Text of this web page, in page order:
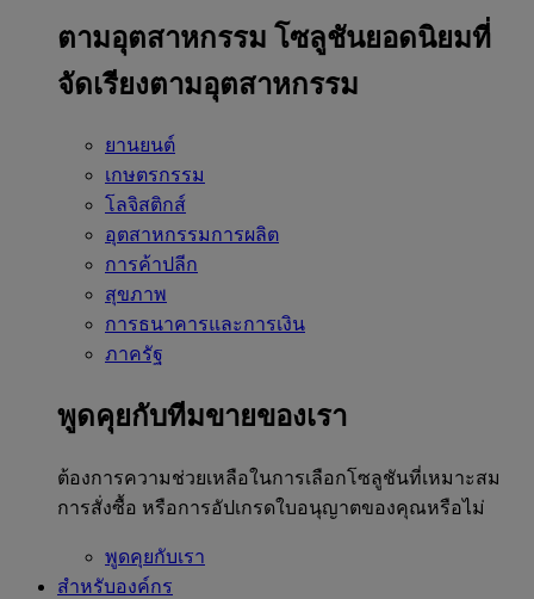
ตามอุตสาหกรรม โซลูชันยอดนิยมที่
จัดเรียงตามอุตสาหกรรม
ยานยนต์
เกษตรกรรม
โลจิสติกส์
อุตสาหกรรมการผลิต
การค้าปลีก
สุขภาพ
การธนาคารและการเงิน
ภาครัฐ
พูดคุยกับทีมขายของเรา
ต้องการความช่วยเหลือในการเลือกโซลูชันที่เหมาะสม
การสั่งซื้อ หรือการอัปเกรดใบอนุญาตของคุณหรือไม่
พูดคุยกับเรา
สำหรับองค์กร